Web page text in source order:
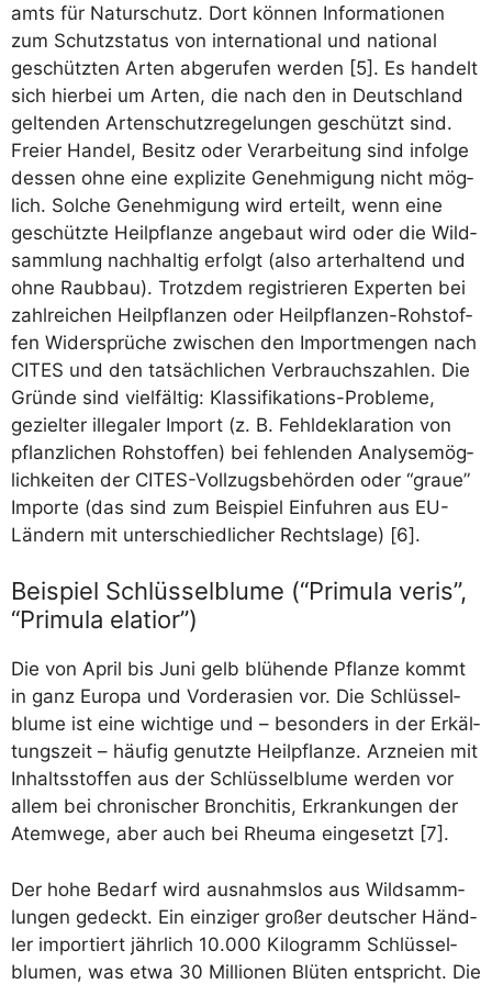
amts für Natur­schutz. Dort kön­nen Infor­ma­tio­nen
zum Schutz­sta­tus von inter­na­tio­nal und natio­nal
geschütz­ten Arten abge­ru­fen wer­den [5]. Es han­delt
sich hier­bei um Arten, die nach den in Deutsch­land
gel­ten­den Arten­schutz­re­ge­lun­gen geschützt sind.
Frei­er Han­del, Besitz oder Ver­ar­bei­tung sind infol­ge
des­sen ohne eine expli­zi­te Geneh­mi­gung nicht mög­
lich. Sol­che Geneh­mi­gung wird erteilt, wenn eine
geschütz­te Heil­pflan­ze ange­baut wird oder die Wild­
samm­lung nach­hal­tig erfolgt (also art­erhal­tend und
ohne Raub­bau). Trotz­dem regis­trie­ren Exper­ten bei
zahl­rei­chen Heil­pflan­zen oder Heil­pflan­zen-Roh­stof­
fen Wider­sprü­che zwi­schen den Import­men­gen nach
CITES und den tat­säch­li­chen Ver­brauchs­zah­len. Die
Grün­de sind viel­fäl­tig: Klas­si­fi­ka­ti­ons-Pro­ble­me,
geziel­ter ille­ga­ler Import (z. B. Fehl­de­kla­ra­ti­on von
pflanz­li­chen Roh­stof­fen) bei feh­len­den Ana­ly­se­mög­
lich­kei­ten der CITES-Voll­zugs­be­hör­den oder “graue”
Impor­te (das sind zum Bei­spiel Ein­fuh­ren aus EU-
Län­dern mit unter­schied­li­cher Rechts­la­ge) [6].
Beispiel Schlüsselblume (“Primula veris”,
“Primula elatior”)
Die von April bis Juni gelb blü­hen­de Pflan­ze kommt
in ganz Euro­pa und Vor­der­asi­en vor. Die Schlüs­sel­
blu­me ist eine wich­ti­ge und – beson­ders in der Erkäl­
tungs­zeit – häu­fig genutz­te Heil­pflan­ze. Arz­nei­en mit
Inhalts­stof­fen aus der Schlüs­sel­blu­me wer­den vor
allem bei chro­ni­scher Bron­chi­tis, Erkran­kun­gen der
Atem­we­ge, aber auch bei Rheu­ma ein­ge­setzt [7].
Der hohe Bedarf wird aus­nahms­los aus Wild­samm­
lun­gen gedeckt. Ein ein­zi­ger gro­ßer deut­scher Händ­
ler impor­tiert jähr­lich 10.000 Kilo­gramm Schlüs­sel­
blu­men, was etwa 30 Mil­lio­nen Blü­ten ent­spricht. Die